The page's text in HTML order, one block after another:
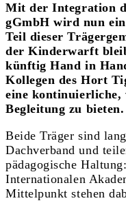
Mit der Integration
gGmbH wird nun
Teil dieser
der Kinderwarft
künftig Hand in
Kollegen des Hort
eine kontinuierliche,
Begleitung zu bieten.
Beide Träger sind
Dachverband und
pädagogische
Internationalen
Mittelpunkt stehen